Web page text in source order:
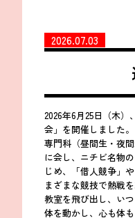
2026.07.03
2026年6月25日（木
会」を開催しました。
専門科（昼間生・夜
に会し、ニチビ名物
じめ、「借人競争」
まざまな競技で熱戦
教室を飛び出し、い
体を動かし、心も体